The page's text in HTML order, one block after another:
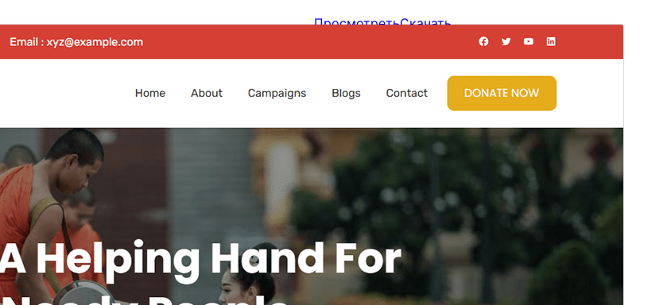
ПросмотретьСкачать
11 августа, 2025
Активные установки
Версия PHP
7.4
Главная страница темы